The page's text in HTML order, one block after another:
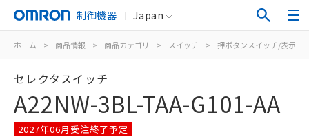
制御機器 Japan
ホーム > 商品情報 > 商品カテゴリ > スイッチ > 押ボタンスイッチ/表示灯
セレクタスイッチ
A22NW-3BL-TAA-G101-AA
2027年06月受注終了予定